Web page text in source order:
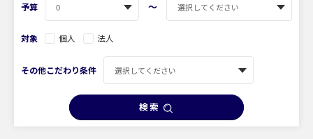
予算 〜
対象 個人 法人
その他こだわり条件
検索